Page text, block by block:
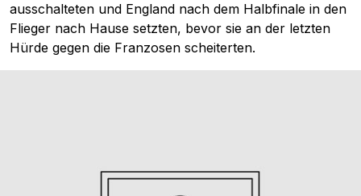
ausschalteten und England nach dem Halbfinale in den
Flieger nach Hause setzten, bevor sie an der letzten
Hürde gegen die Franzosen scheiterten.